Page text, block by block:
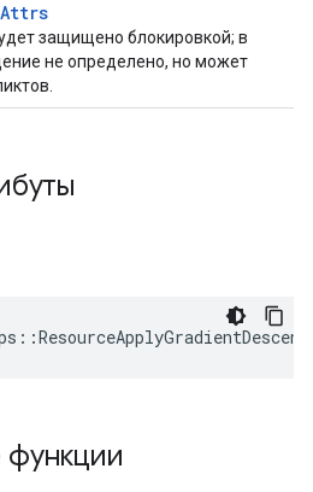
Attrs
защищено блокировкой; в
не определено, но может